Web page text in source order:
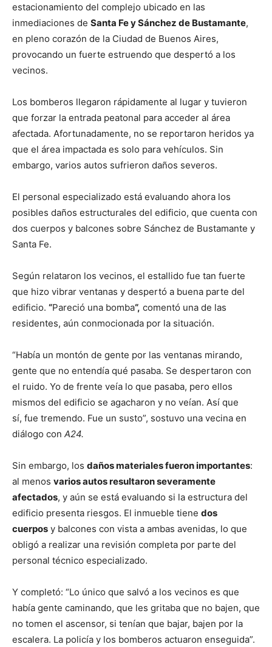
estacionamiento del complejo ubicado en las
inmediaciones de Santa Fe y Sánchez de Bustamante,
en pleno corazón de la Ciudad de Buenos Aires,
provocando un fuerte estruendo que despertó a los
vecinos.
Los bomberos llegaron rápidamente al lugar y tuvieron
que forzar la entrada peatonal para acceder al área
afectada. Afortunadamente, no se reportaron heridos ya
que el área impactada es solo para vehículos. Sin
embargo, varios autos sufrieron daños severos.
El personal especializado está evaluando ahora los
posibles daños estructurales del edificio, que cuenta con
dos cuerpos y balcones sobre Sánchez de Bustamante y
Santa Fe.
Según relataron los vecinos, el estallido fue tan fuerte
que hizo vibrar ventanas y despertó a buena parte del
edificio. “Pareció una bomba“, comentó una de las
residentes, aún conmocionada por la situación.
“Había un montón de gente por las ventanas mirando,
gente que no entendía qué pasaba. Se despertaron con
el ruido. Yo de frente veía lo que pasaba, pero ellos
mismos del edificio se agacharon y no veían. Así que
sí, fue tremendo. Fue un susto”, sostuvo una vecina en
diálogo con A24.
Sin embargo, los daños materiales fueron importantes:
al menos varios autos resultaron severamente
afectados, y aún se está evaluando si la estructura del
edificio presenta riesgos. El inmueble tiene dos
cuerpos y balcones con vista a ambas avenidas, lo que
obligó a realizar una revisión completa por parte del
personal técnico especializado.
Y completó: “Lo único que salvó a los vecinos es que
había gente caminando, que les gritaba que no bajen, que
no tomen el ascensor, si tenían que bajar, bajen por la
escalera. La policía y los bomberos actuaron enseguida”.